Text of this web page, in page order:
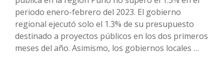
periodo enero-febrero del 2023. El gobierno
regional ejecutó solo el 1.3% de su presupuesto
destinado a proyectos públicos en los dos primeros
meses del año. Asimismo, los gobiernos locales …